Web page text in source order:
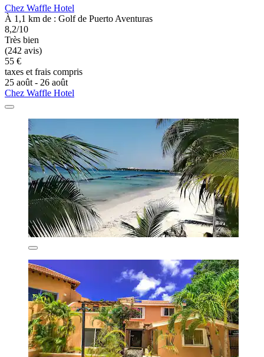
Chez Waffle Hotel
À 1,1 km de : Golf de Puerto Aventuras
8,2/10
Très bien
(242 avis)
55 €
taxes et frais compris
25 août - 26 août
Chez Waffle Hotel